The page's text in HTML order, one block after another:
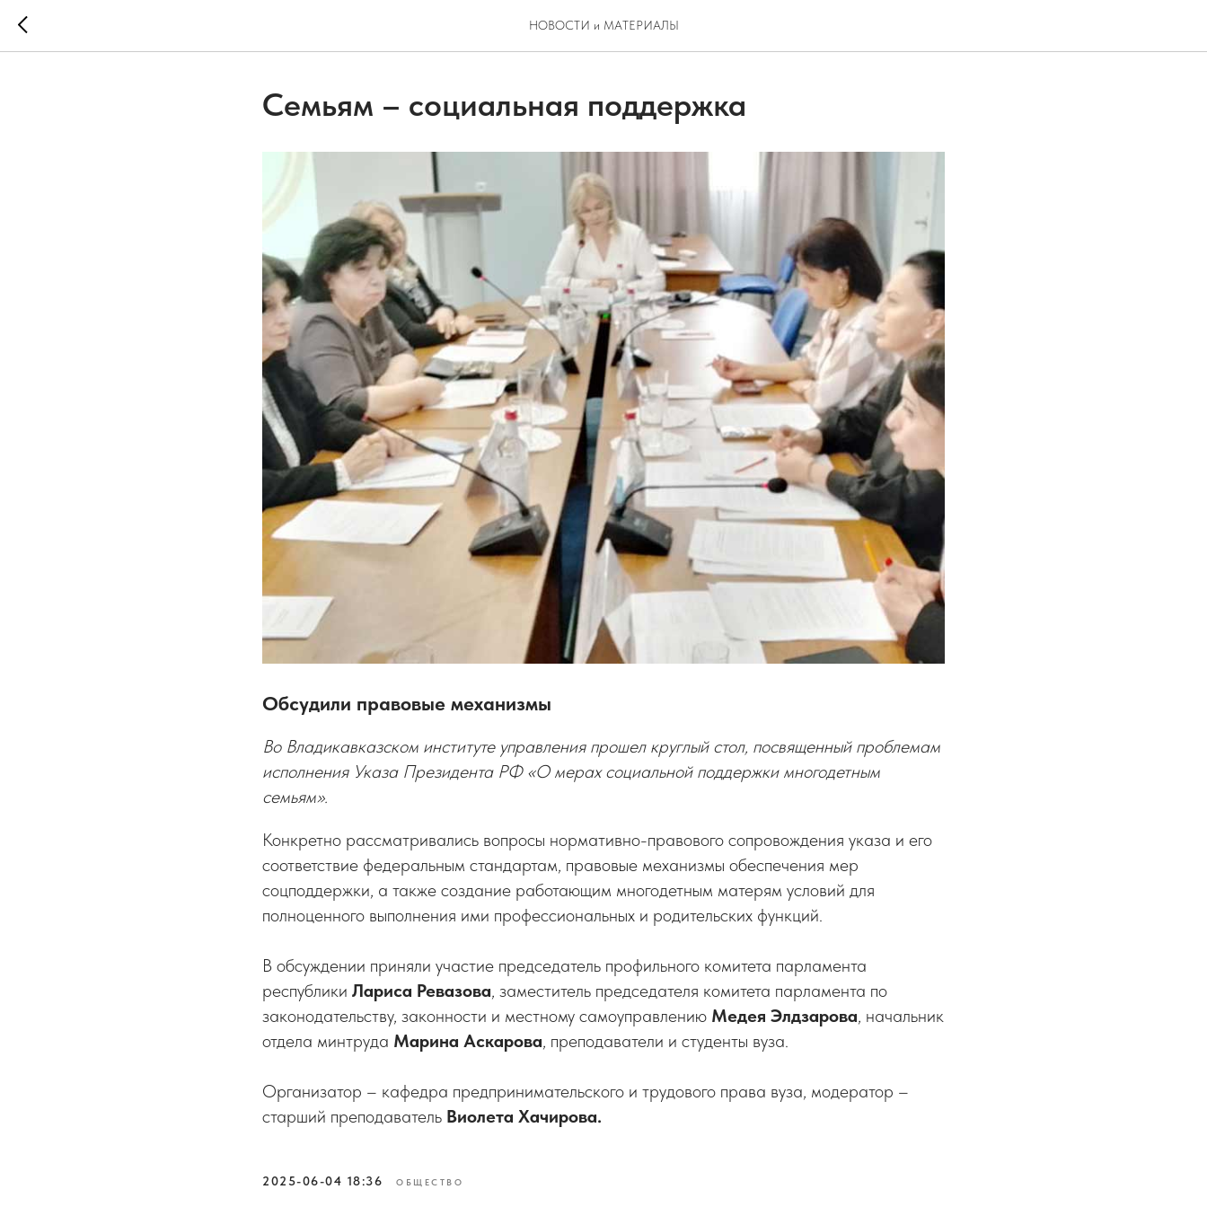
НОВОСТИ и МАТЕРИАЛЫ
Семьям – социальная поддержка
Обсудили правовые механизмы
Во Владикавказском институте управления прошел круглый стол, посвященный проблемам
исполнения Указа Президента РФ «О мерах социальной поддержки многодетным
семьям».
Конкретно рассматривались вопросы нормативно-правового сопровождения указа и его
соответствие федеральным стандартам, правовые механизмы обеспечения мер
соцподдержки, а также создание работающим многодетным матерям условий для
полноценного выполнения ими профессиональных и родительских функций.
В обсуждении приняли участие председатель профильного комитета парламента
республики Лариса Ревазова, заместитель председателя комитета парламента по
законодательству, законности и местному самоуправлению Медея Элдзapова, начальник
отдела минтруда Марина Аскарова, преподаватели и студенты вуза.
Организатор – кафедра предпринимательского и трудового права вуза, модератор –
старший преподаватель Виолета Хачирова.
2025-06-04 18:36 ОБЩЕСТВО